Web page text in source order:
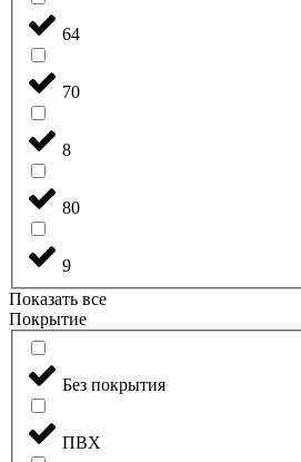
64
70
8
80
9
Показать все
Покрытие
Без покрытия
ПВХ